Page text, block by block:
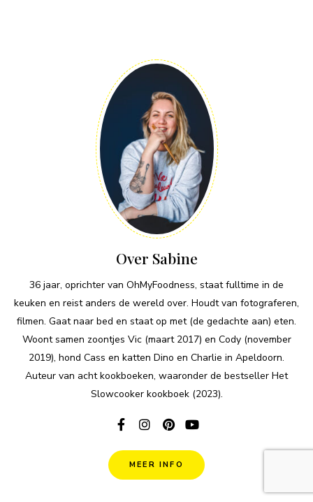
Over Sabine
36 jaar, oprichter van OhMyFoodness, staat fulltime in de
keuken en reist anders de wereld over. Houdt van fotograferen,
filmen. Gaat naar bed en staat op met (de gedachte aan) eten.
Woont samen zoontjes Vic (maart 2017) en Cody (november
2019), hond Cass en katten Dino en Charlie in Apeldoorn.
Auteur van acht kookboeken, waaronder de bestseller Het
Slowcooker kookboek (2023).
MEER INFO